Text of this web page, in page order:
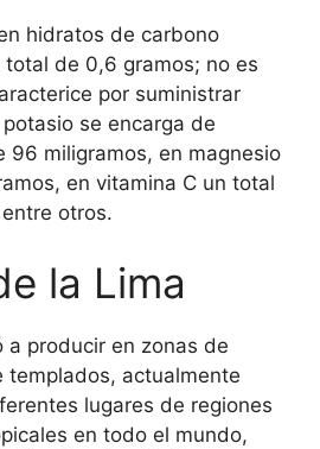
hidratos de carbono
total de 0,6 gramos; no es
por suministrar
se encarga de
96 miligramos, en magnesio
en vitamina C un total
otros.
la Lima
a producir en zonas de
templados, actualmente
lugares de regiones
en todo el mundo,